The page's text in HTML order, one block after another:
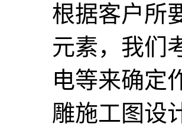
根据客户所
元素，我们
电等来确定
雕施工图设